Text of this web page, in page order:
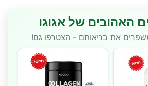
האהובים של אגוגו
את בריאותם - הצטרפו גם!